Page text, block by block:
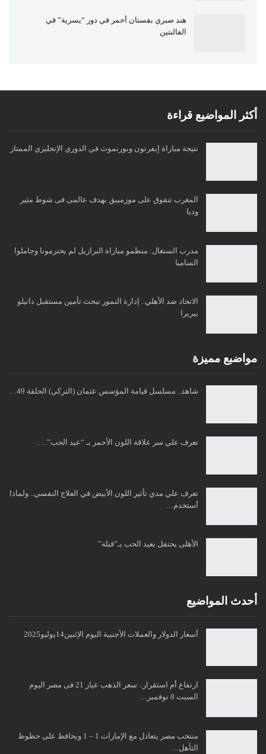
هند صبري بفستان أحمر في دور “يسرية” في
الفالنتين
أكثر المواضيع قراءة
نتيجة مباراة إيفرتون وبورنموث في الدوري الإنجليزي الممتاز
المغرب تتفوق على موزمبيق بهدف عالمى فى شوط مثير
وديا
مدرب السنغال: منظمو مباراة البرازيل لم يحترمونا وجاملوا
السامبا
الاتحاد ضد الأهلي.. إدارة النمور تبحث تأمين مستقبل دانيلو
بيريرا
مواضبع مميزة
شاهد.. مسلسل قيامة المؤسس عثمان (التركي) الحلقة 49…
تعرف علي سر علاقة اللون الأحمر بـ “عيد الحب”..…
تعرف علي مدي تأثير اللون الأبيض في العلاج النفسي.. ولماذا
أستخدم…
الأهلى يحتفل بعيد الحب بـ”قبلة”
أحدث المواضيع
أسعار الدولار والعملات الأجنبية اليوم الإثنين14يوليو2025
ارتفاع أم استقرار.. سعر الذهب عيار 21 فى مصر اليوم
السبت 8 نوفمبر…
منتخب مصر يتعادل مع الإمارات 1 – 1 ويحافظ على حظوظ
التأهل…